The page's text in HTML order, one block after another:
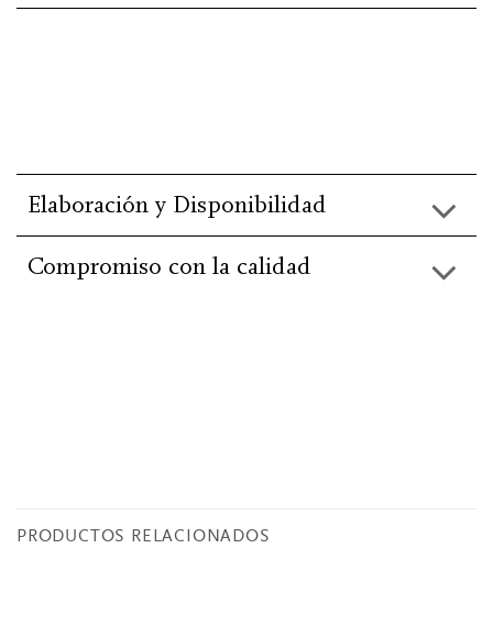
Elaboración y Disponibilidad
Compromiso con la calidad
PRODUCTOS RELACIONADOS